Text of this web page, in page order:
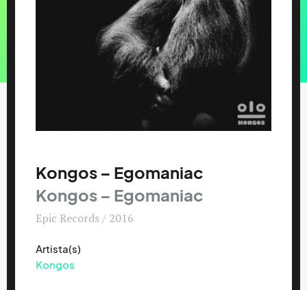
Kongos – Egomaniac
Kongos – Egomaniac
Epic Records / 2016
Artista(s)
Kongos